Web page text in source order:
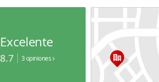
Excelente
8.7 3 opiniones